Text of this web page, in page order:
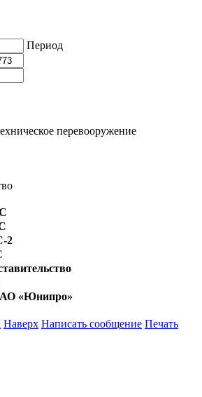
Период
перевооружение
2
«Юнипро»
Наверх Написать сообщение Печать